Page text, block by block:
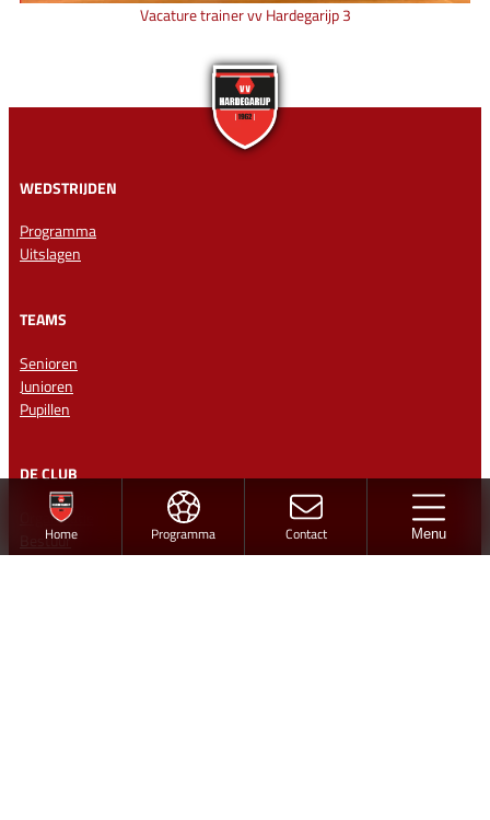
Home Programma Contact Menu
Vacature trainer vv Hardegarijp 3
WEDSTRIJDEN
Programma
Uitslagen
TEAMS
Senioren
Junioren
Pupillen
DE CLUB
Organisatie
Bestuur
Missie en kernwaarden